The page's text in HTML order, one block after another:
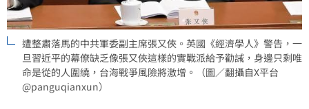
遭整肅落馬的中共軍委副主席張又俠。英國《經濟學人》警告，一
旦習近平的幕僚缺乏像張又俠這樣的實戰派給予勸誡，身邊只剩唯
命是從的人圍繞，台海戰爭風險將激增。（圖／翻攝自X平台
@panguqianxun）